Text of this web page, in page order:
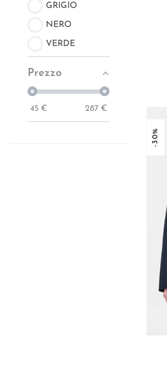
GRIGIO
NERO
VERDE
Prezzo
45 € 287 €
-30%